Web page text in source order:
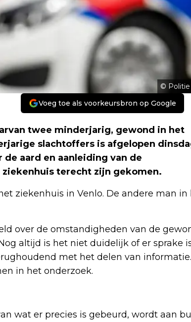
©
Voeg toe als voorkeursbron op Google
twee minderjarig, gewond in het
slachtoffers is afgelopen
aard en aanleiding van de
terecht zijn gekomen.
ziekenhuis in Venlo. De andere man in
over de omstandigheden van de
altijd is het niet duidelijk of er sprake
met het delen van
in het onderzoek.
wat er precies is gebeurd, wordt aan